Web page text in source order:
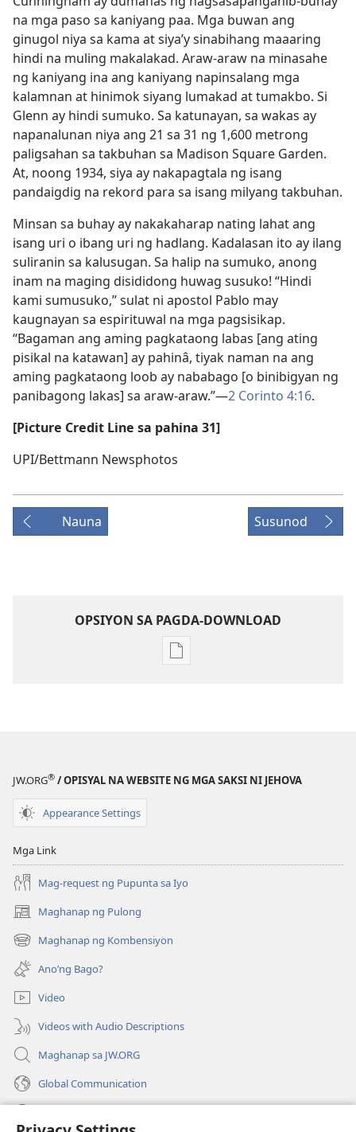
na mga paso sa kaniyang paa. Mga buwan ang
ginugol niya sa kama at siya’y sinabihang maaaring
hindi na muling makalakad. Araw-araw na minasahe
ng kaniyang ina ang kaniyang napinsalang mga
kalamnan at hinimok siyang lumakad at tumakbo. Si
Glenn ay hindi sumuko. Sa katunayan, sa wakas ay
napanalunan niya ang 21 sa 31 ng 1,600 metrong
paligsahan sa takbuhan sa Madison Square Garden.
At, noong 1934, siya ay nakapagtala ng isang
pandaigdig na rekord para sa isang milyang takbuhan.
Minsan sa buhay ay nakakaharap nating lahat ang
isang uri o ibang uri ng hadlang. Kadalasan ito ay ilang
suliranin sa kalusugan. Sa halip na sumuko, anong
inam na maging disididong huwag susuko! “Hindi
kami sumusuko,” sulat ni apostol Pablo may
kaugnayan sa espirituwal na mga pagsisikap.
“Bagaman ang aming pagkataong labas [ang ating
pisikal na katawan] ay pahinâ, tiyak naman na ang
aming pagkataong loob ay nababago [o binibigyan ng
panibagong lakas] sa araw-araw.”​—2 Corinto 4:16.
[Picture Credit Line sa pahina 31]
UPI/Bettmann Newsphotos
Nauna Susunod
OPSIYON SA PAGDA-DOWNLOAD
Opsiyon
MAGASIN
JW.ORG® / OPISYAL NA WEBSITE NG MGA SAKSI NI JEHOVA
Appearance Settings
Mga Link
Mag-request ng Pupunta sa Iyo
Maghanap ng Pulong
(may
bubukas
na
bagong
window)
Maghanap ng Kombensiyon
(may
bubukas
na
bagong
window)
Ano’ng Bago?
Video
Videos with Audio Descriptions
Maghanap sa JW.ORG
Global Communication